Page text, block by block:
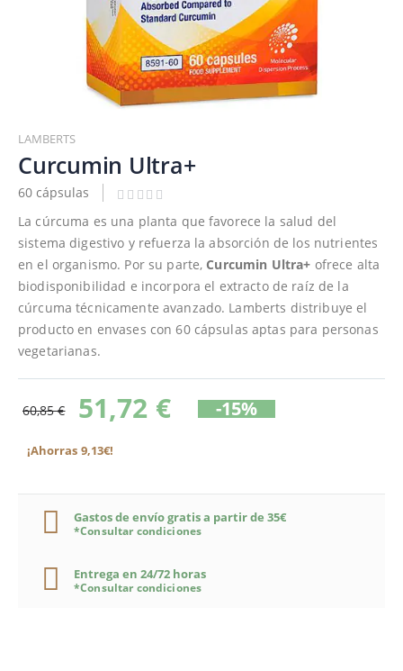
al
comienzo
de
la
galería
imágenes
LAMBERTS
Curcumin Ultra+
60 cápsulas
La cúrcuma es una planta que favorece la salud del
sistema digestivo y refuerza la absorción de los nutrientes
en el organismo. Por su parte, Curcumin Ultra+ ofrece alta
biodisponibilidad e incorpora el extracto de raíz de la
cúrcuma técnicamente avanzado. Lamberts distribuye el
producto en envases con 60 cápsulas aptas para personas
vegetarianas.
60,85 € 51,72 € -15%
¡Ahorras 9,13€!
Gastos de envío gratis a partir de 35€
*Consultar condiciones
Entrega en 24/72 horas
*Consultar condiciones